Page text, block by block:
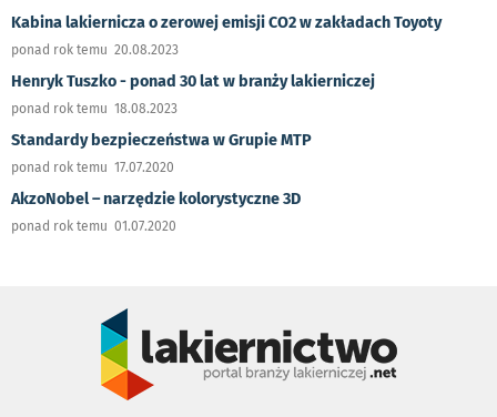
Kabina lakiernicza o zerowej emisji CO2 w zakładach Toyoty
ponad rok temu 20.08.2023
Henryk Tuszko - ponad 30 lat w branży lakierniczej
ponad rok temu 18.08.2023
Standardy bezpieczeństwa w Grupie MTP
ponad rok temu 17.07.2020
AkzoNobel – narzędzie kolorystyczne 3D
ponad rok temu 01.07.2020